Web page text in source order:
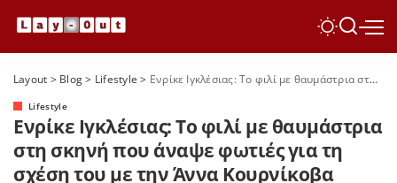
Layout > Blog> Lifestyle > Ενρίκε Ιγκλέσιας: Το φιλί με θαυμάστρια στη σκηνή που άναψε φωτιές για τη σχέση του με την Άννα Κουρνίκοβα
Lifestyle
Ενρίκε Ιγκλέσιας: Το φιλί με θαυμάστρια
στη σκηνή που άναψε φωτιές για τη
σχέση του με την Άννα Κουρνίκοβα